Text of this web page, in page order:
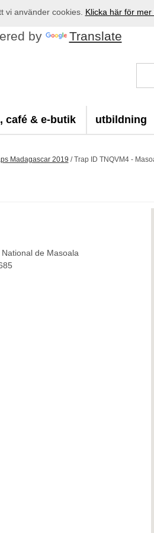
by Translate
café & e-butik utbildning
Madagascar 2019 /Trap ID TNQVM4 -
de Masoala
vi använder cookies. Klicka här för